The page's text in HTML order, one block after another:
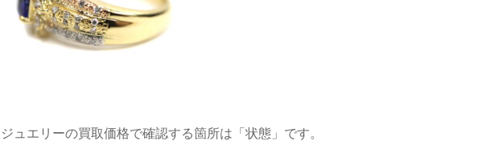
ジュエリーの買取価格で確認する箇所は「状態」です。